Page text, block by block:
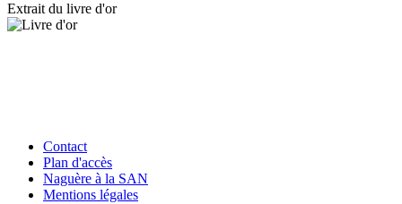
Extrait du livre d'or
Contact
Plan d'accès
Naguère à la SAN
Mentions légales